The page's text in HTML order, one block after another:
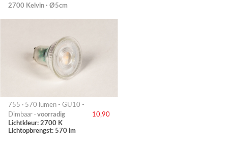
2700 Kelvin · Ø5cm
755 · 570 lumen - GU10 -
Dimbaar · voorradig
10,90
Lichtkleur: 2700 K
Lichtopbrengst: 570 lm